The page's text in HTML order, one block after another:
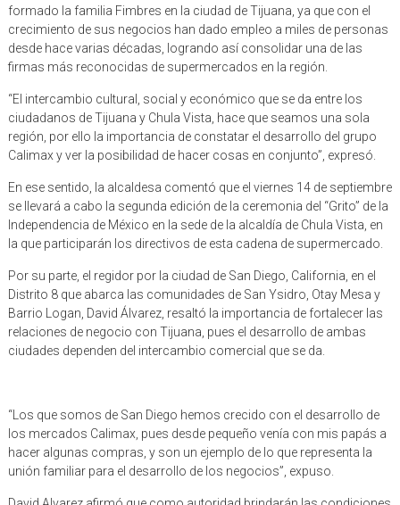
formado la familia Fimbres en la ciudad de Tijuana, ya que con el
crecimiento de sus negocios han dado empleo a miles de personas
desde hace varias décadas, logrando así consolidar una de las
firmas más reconocidas de supermercados en la región.
“El intercambio cultural, social y económico que se da entre los
ciudadanos de Tijuana y Chula Vista, hace que seamos una sola
región, por ello la importancia de constatar el desarrollo del grupo
Calimax y ver la posibilidad de hacer cosas en conjunto”, expresó.
En ese sentido, la alcaldesa comentó que el viernes 14 de septiembre
se llevará a cabo la segunda edición de la ceremonia del “Grito” de la
Independencia de México en la sede de la alcaldía de Chula Vista, en
la que participarán los directivos de esta cadena de supermercado.
Por su parte, el regidor por la ciudad de San Diego, California, en el
Distrito 8 que abarca las comunidades de San Ysidro, Otay Mesa y
Barrio Logan, David Álvarez, resaltó la importancia de fortalecer las
relaciones de negocio con Tijuana, pues el desarrollo de ambas
ciudades dependen del intercambio comercial que se da.
“Los que somos de San Diego hemos crecido con el desarrollo de
los mercados Calimax, pues desde pequeño venía con mis papás a
hacer algunas compras, y son un ejemplo de lo que representa la
unión familiar para el desarrollo de los negocios”, expuso.